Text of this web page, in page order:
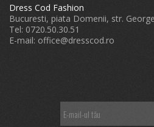
Dress Cod Fashion
Bucuresti, piata Domenii, str.
Tel: 0720.50.30.51
E-mail: office@dresscod.ro